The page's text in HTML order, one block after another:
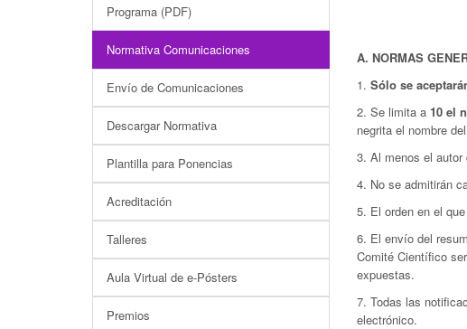
Programa (PDF)
Normativa Comunicaciones
Envío de Comunicaciones
Descargar Normativa
Plantilla para Ponencias
Acreditación
Talleres
Aula Virtual de e-Pósters
Premios
A. NORMAS
1. Sólo se
2. Se limita a 10 el
negrita el nombre
3. Al menos el
4. No se admitirán
5. El orden en el
6. El envío del
Comité Científico
expuestas.
7. Todas las
electrónico.